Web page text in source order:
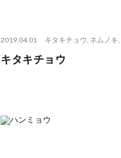
2019.04.01 キタキチョウ ネムノキ
キタキチョウ